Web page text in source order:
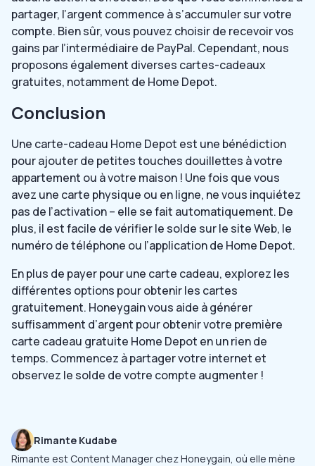
partager, l’argent commence à s’accumuler sur votre
compte. Bien sûr, vous pouvez choisir de recevoir vos
gains par l’intermédiaire de PayPal. Cependant, nous
proposons également diverses cartes-cadeaux
gratuites, notamment de Home Depot.
Conclusion
Une carte-cadeau Home Depot est une bénédiction
pour ajouter de petites touches douillettes à votre
appartement ou à votre maison ! Une fois que vous
avez une carte physique ou en ligne, ne vous inquiétez
pas de l’activation – elle se fait automatiquement. De
plus, il est facile de vérifier le solde sur le site Web, le
numéro de téléphone ou l’application de Home Depot.
En plus de payer pour une carte cadeau, explorez les
différentes options pour obtenir les cartes
gratuitement. Honeygain vous aide à générer
suffisamment d’argent pour obtenir votre première
carte cadeau gratuite Home Depot en un rien de
temps. Commencez à partager votre internet et
observez le solde de votre compte augmenter !
Rimante Kudabe
Rimante est Content Manager chez Honeygain, où elle mène